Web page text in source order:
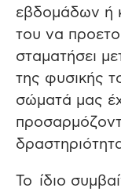
εβδομάδων ή
του να
σταματήσει
της φυσικής
σώματά μας
Το ίδιο